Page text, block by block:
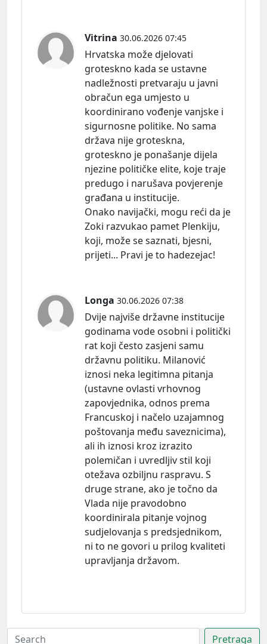
Vitrina 30.06.2026 07:45
Hrvatska može djelovati
groteskno kada se ustavne
nadležnosti pretvaraju u javni
obračun ega umjesto u
koordinirano vođenje vanjske i
sigurnosne politike. No sama
država nije groteskna,
groteskno je ponašanje dijela
njezine političke elite, koje traje
predugo i narušava povjerenje
građana u institucije.
Onako navijački, mogu reći da je
Zoki razvukao pamet Plenkiju,
koji, može se saznati, bjesni,
prijeti... Pravi je to hadezejac!
Longa 30.06.2026 07:38
Dvije najviše državne institucije
godinama vode osobni i politički
rat koji često zasjeni samu
državnu politiku. Milanović
iznosi neka legitimna pitanja
(ustavne ovlasti vrhovnog
zapovjednika, odnos prema
Francuskoj i načelo uzajamnog
poštovanja među saveznicima),
ali ih iznosi kroz izrazito
polemičan i uvredljiv stil koji
otežava ozbiljnu raspravu. S
druge strane, ako je točno da
Vlada nije pravodobno
koordinirala pitanje vojnog
sudjelovanja s predsjednikom,
ni to ne govori u prilog kvaliteti
upravljanja državom.